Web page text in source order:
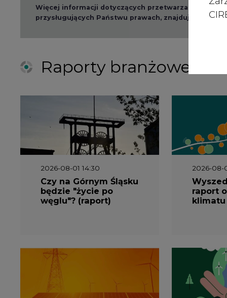
Więcej informacji dotyczących przetwarzania przez
przysługujących Państwu prawach, znajduje się w
Raporty branżowe
2026-08-01 14:30
Czy na Górnym Śląsku
będzie "życie po
węglu"? (raport)
2026-08-
raport
klimatu